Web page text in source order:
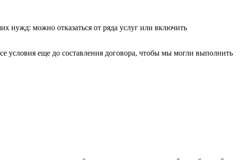
нужд: можно отказаться от ряда услуг или включить
условия еще до составления договора, чтобы мы могли выполнить